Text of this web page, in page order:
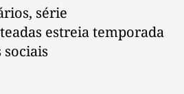
série
estreia temporada